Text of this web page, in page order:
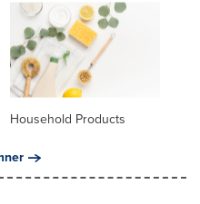
Household Products